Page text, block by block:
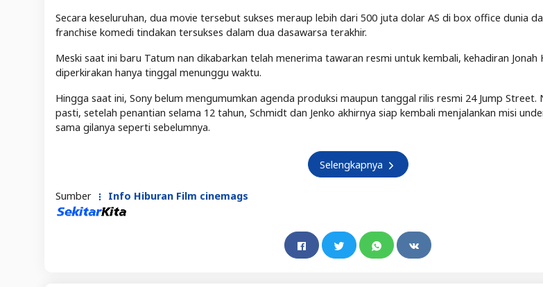
Secara keseluruhan, dua movie tersebut sukses meraup lebih dari 500 juta dolar AS di box office dunia
franchise komedi tindakan tersukses dalam dua dasawarsa terakhir.
Meski saat ini baru Tatum nan dikabarkan telah menerima tawaran resmi untuk kembali, kehadiran Jonah
diperkirakan hanya tinggal menunggu waktu.
Hingga saat ini, Sony belum mengumumkan agenda produksi maupun tanggal rilis resmi 24 Jump Street.
pasti, setelah penantian selama 12 tahun, Schmidt dan Jenko akhirnya siap kembali menjalankan misi
sama gilanya seperti sebelumnya.
Selengkapnya
Sumber Info Hiburan Film cinemags